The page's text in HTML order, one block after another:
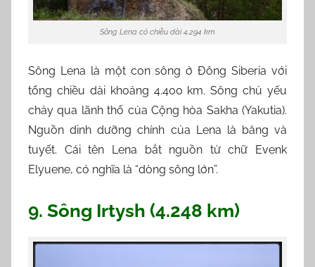
Sông Lena có chiều dài 4.294 km
Sông Lena là một con sông ở Đông Siberia với
tổng chiều dài khoảng 4.400 km. Sông chủ yếu
chảy qua lãnh thổ của Cộng hòa Sakha (Yakutia).
Nguồn dinh dưỡng chính của Lena là băng và
tuyết. Cái tên Lena bắt nguồn từ chữ Evenk
Elyuene, có nghĩa là “dòng sông lớn”.
9. Sông Irtysh (4.248 km)